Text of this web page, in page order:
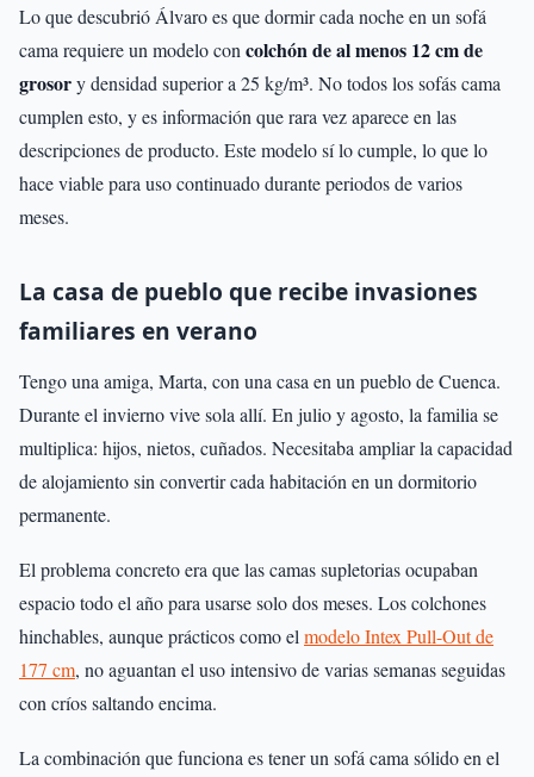
Lo que descubrió Álvaro es que dormir cada noche en un sofá
cama requiere un modelo con colchón de al menos 12 cm de
grosory densidad superior a 25 kg/m³. No todos los sofás cama
cumplen esto, y es información que rara vez aparece en las
descripciones de producto. Este modelo sí lo cumple, lo que lo
hace viable para uso continuado durante periodos de varios
meses.
La casa de pueblo que recibe invasiones
familiares en verano
Tengo una amiga, Marta, con una casa en un pueblo de Cuenca.
Durante el invierno vive sola allí. En julio y agosto, la familia se
multiplica: hijos, nietos, cuñados. Necesitaba ampliar la capacidad
de alojamiento sin convertir cada habitación en un dormitorio
permanente.
El problema concreto era que las camas supletorias ocupaban
espacio todo el año para usarse solo dos meses. Los colchones
hinchables, aunque prácticos como el modelo Intex Pull-Out de
177 cm, no aguantan el uso intensivo de varias semanas seguidas
con críos saltando encima.
La combinación que funciona es tener un sofá cama sólido en el